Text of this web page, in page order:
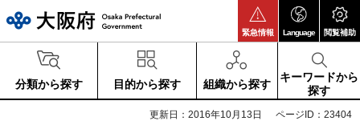
緊急情報 Language 閲覧補助
分類から探す 目的から探す 組織から探す
キーワードから
探す
更新日：2016年10月13日 ページID：23404